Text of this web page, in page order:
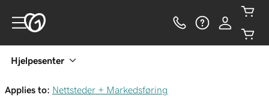
Hjelpesenter
Applies to: Nettsteder + Markedsføring